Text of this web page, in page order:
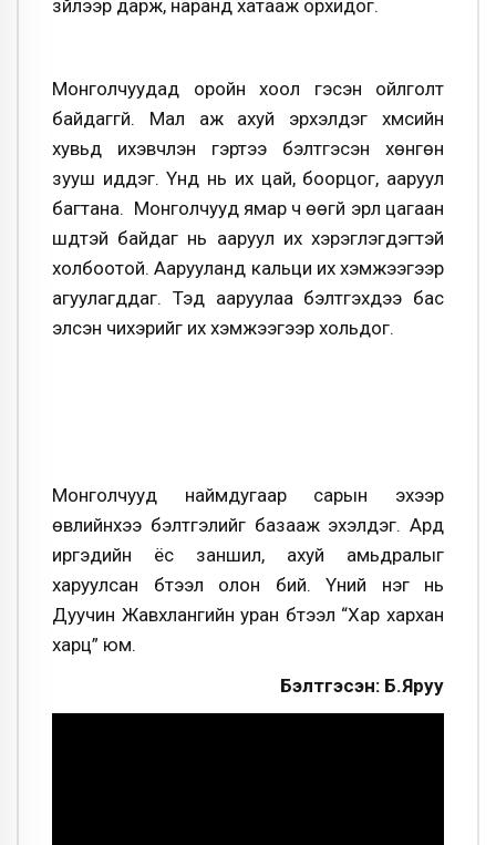
зүйлээр дарж, наранд хатааж орхидог.
Монголчуудад оройн хоол гэсэн ойлголт
байдаггүй. Мал аж ахуй эрхэлдэг хүмүүсийн
хувьд ихэвчлэн гэртээ бэлтгэсэн хөнгөн
зууш иддэг. Үүнд нь их цай, боорцог, ааруул
багтана. Монголчууд ямар ч өөгүй эрүүл цагаан
шүдтэй байдаг нь ааруул их хэрэглэгдэгтэй
холбоотой. Аарууланд кальци их хэмжээгээр
агуулагддаг. Тэд ааруулаа бэлтгэхдээ бас
элсэн чихэрийг их хэмжээгээр хольдог.
Монголчууд наймдугаар сарын эхээр
өвлийнхээ бэлтгэлийг базааж эхэлдэг. Ард
иргэдийн ёс заншил, ахуй амьдралыг
харуулсан бүтээл олон бий. Үүний нэг нь
Дуучин Жавхлангийн уран бүтээл “Хар хархан
харц” юм.
Бэлтгэсэн: Б.Яруу